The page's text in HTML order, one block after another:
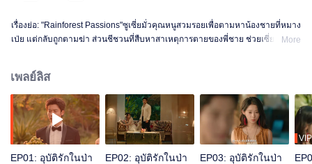
เรื่องย่อ: "Rainforest Passions"ซูเซี่ยมั่วคุณหนูสวมรอยเพื่อตามหาน้องชายที่หมาง
เป่ย แต่กลับถูกตามฆ่า ส่วนชีชวนที่สืบหาสาเหตุการตายของพี่ชาย ช่วยเซี่ยมั่วไว้
ทางโจมตีหัวใจ ชอบตอแยราวี แต่งงานก่อนรักทีหลัง คุณไล่ตามฉันก็หนี
More
เพลย์ลิส
EP01: อุบัติรักในป่า
EP02: อุบัติรักในป่า
EP03: อุบัติรักในป่า
VIP